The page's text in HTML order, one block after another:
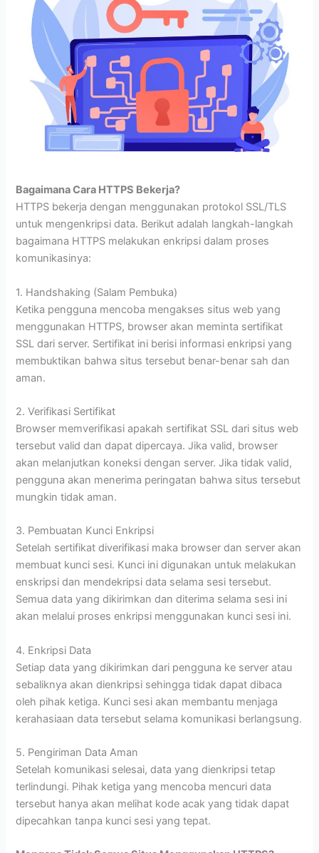
Bagaimana Cara HTTPS Bekerja?
HTTPS bekerja dengan menggunakan protokol SSL/TLS
untuk mengenkripsi data. Berikut adalah langkah-langkah
bagaimana HTTPS melakukan enkripsi dalam proses
komunikasinya:
1. Handshaking (Salam Pembuka)
Ketika pengguna mencoba mengakses situs web yang
menggunakan HTTPS, browser akan meminta sertifikat
SSL dari server. Sertifikat ini berisi informasi enkripsi yang
membuktikan bahwa situs tersebut benar-benar sah dan
aman.
2. Verifikasi Sertifikat
Browser memverifikasi apakah sertifikat SSL dari situs web
tersebut valid dan dapat dipercaya. Jika valid, browser
akan melanjutkan koneksi dengan server. Jika tidak valid,
pengguna akan menerima peringatan bahwa situs tersebut
mungkin tidak aman.
3. Pembuatan Kunci Enkripsi
Setelah sertifikat diverifikasi maka browser dan server akan
membuat kunci sesi. Kunci ini digunakan untuk melakukan
enskripsi dan mendekripsi data selama sesi tersebut.
Semua data yang dikirimkan dan diterima selama sesi ini
akan melalui proses enkripsi menggunakan kunci sesi ini.
4. Enkripsi Data
Setiap data yang dikirimkan dari pengguna ke server atau
sebaliknya akan dienkripsi sehingga tidak dapat dibaca
oleh pihak ketiga. Kunci sesi akan membantu menjaga
kerahasiaan data tersebut selama komunikasi berlangsung.
5. Pengiriman Data Aman
Setelah komunikasi selesai, data yang dienkripsi tetap
terlindungi. Pihak ketiga yang mencoba mencuri data
tersebut hanya akan melihat kode acak yang tidak dapat
dipecahkan tanpa kunci sesi yang tepat.